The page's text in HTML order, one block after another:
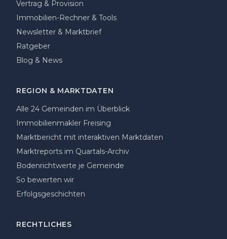
Vertrag & Provision
Immobilien-Rechner & Tools
Newsletter & Marktbrief
Ratgeber
Blog & News
REGION & MARKTDATEN
Alle 24 Gemeinden im Überblick
Immobilienmakler Freising
Marktbericht mit interaktiven Marktdaten
Marktreports im Quartals-Archiv
Bodenrichtwerte je Gemeinde
So bewerten wir
Erfolgsgeschichten
RECHTLICHES